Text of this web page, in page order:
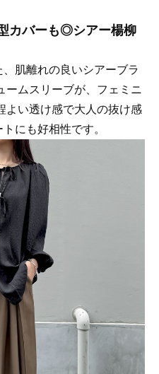
カバーも◎シアー楊柳
肌離れの良いシアーブラ
ームスリーブが、フェミニ
よい透け感で大人の抜け感
にも好相性です。